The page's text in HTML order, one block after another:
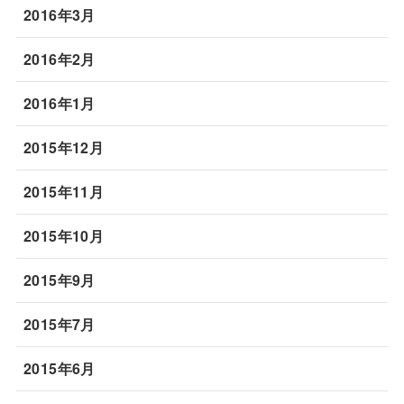
2016年3月
2016年2月
2016年1月
2015年12月
2015年11月
2015年10月
2015年9月
2015年7月
2015年6月